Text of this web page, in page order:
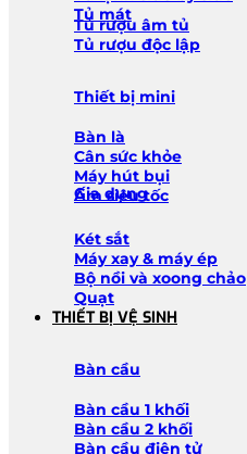
Tủ mát
Tủ rượu âm tủ
Tủ rượu độc lập
Thiết bị mini
Bàn là
Cân sức khỏe
Máy hút bụi
Ấm siêu tốc
Gia dụng
Két sắt
Máy xay & máy ép
Bộ nồi và xoong chảo
Quạt
THIẾT BỊ VỆ SINH
Bàn cầu
Bàn cầu 1 khối
Bàn cầu 2 khối
Bàn cầu điện tử